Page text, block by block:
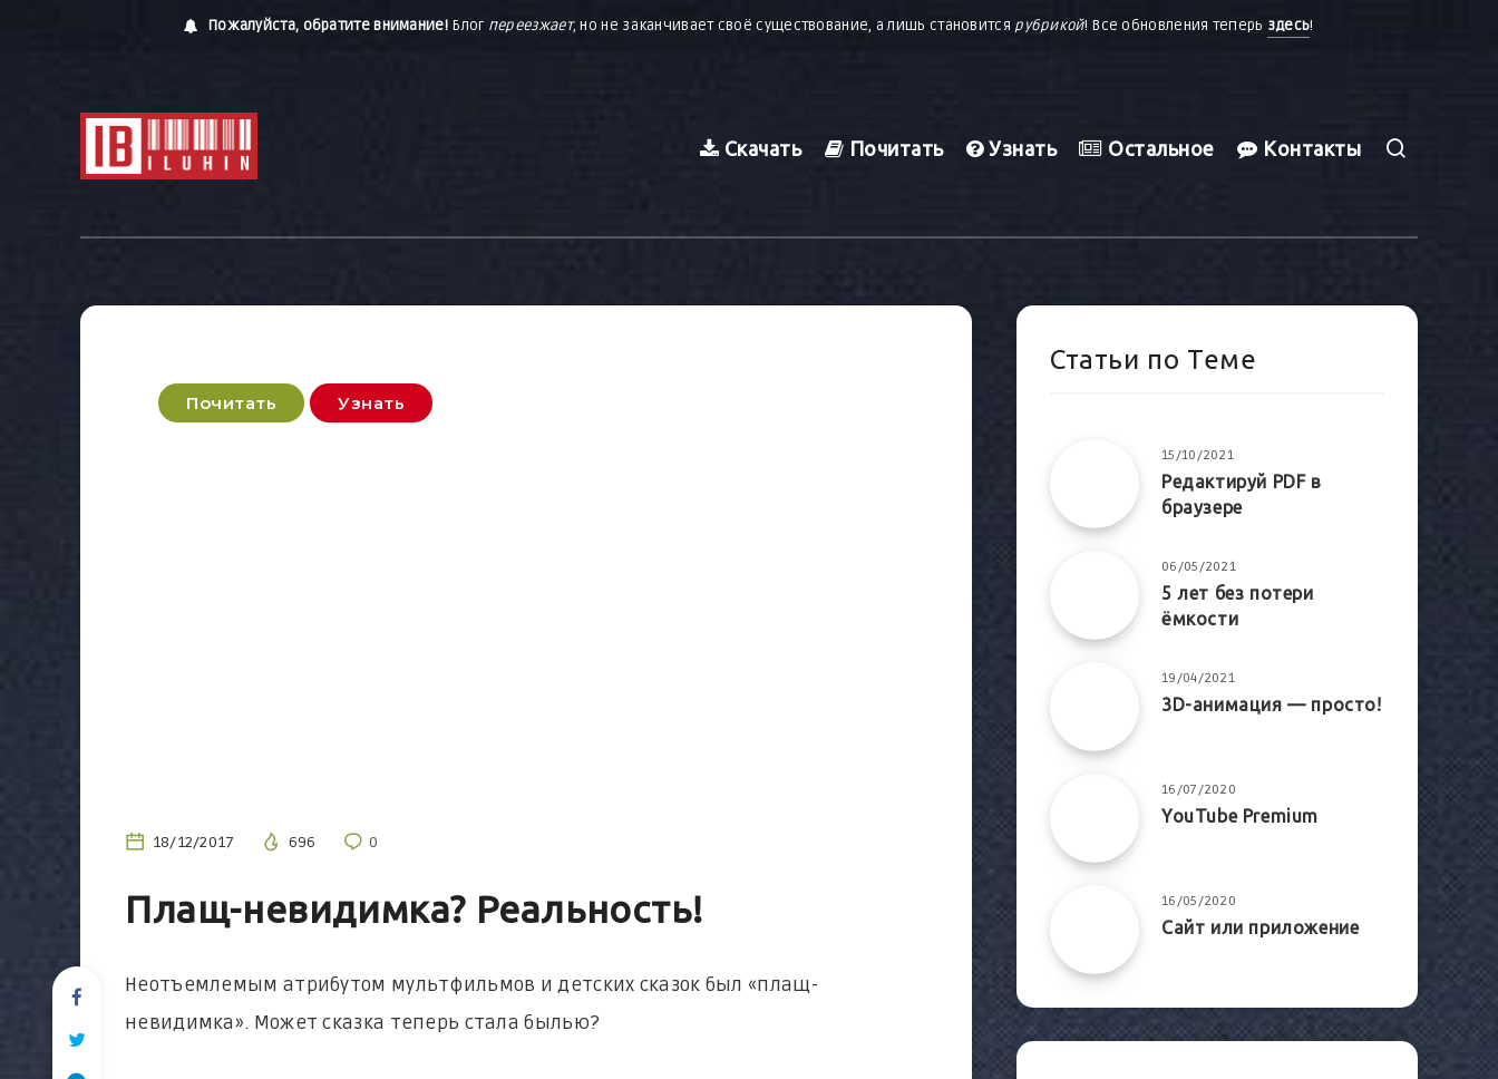
Пожалуйста, обратите внимание! Блог переезжает, но не заканчивает своё существование, а лишь становится рубрикой! Все обновления теперь здесь!
Скачать Почитать Узнать Остальное Контакты
Почитать Узнать
18/12/2017 696 0
Плащ-невидимка? Реальность!
Неотъемлемым атрибутом мультфильмов и детских сказок был «плащ-
невидимка». Может сказка теперь стала былью?
Статьи по Теме
15/10/2021
Редактируй PDF в
браузере
06/05/2021
5 лет без потери
ёмкости
19/04/2021
3D-анимация — просто!
16/07/2020
YouTube Premium
16/05/2020
Сайт или приложение